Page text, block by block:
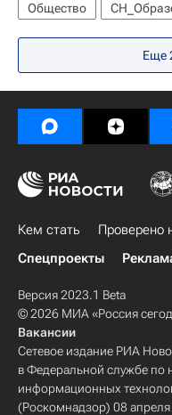
Общество
Навигатор абитуриента
Цифры, которые говорят
Еще
Кем стать Проверено
Спецпроекты
Версия 2023.1 Beta
© 2026 МИА «Россия
Вакансии
Сетевое издание РИА
в Федеральной службе по
информационных
(Роскомнадзор) 08 апреля